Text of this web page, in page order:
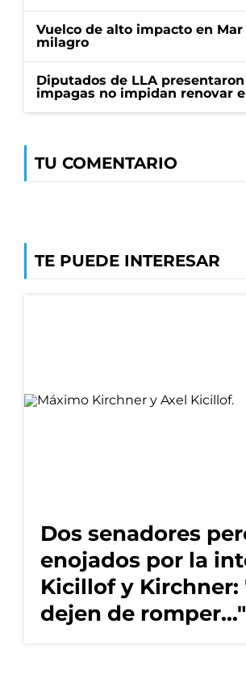
Vuelco de alto impacto en
milagro
Diputados de LLA
impagas no impidan renovar
TU COMENTARIO
TE PUEDE INTERESAR
Dos senadores
enojados por la
Kicillof y Kirchner:
dejen de romper..."